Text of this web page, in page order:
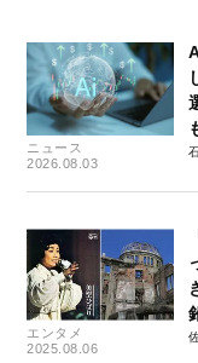
ニュース
2026.08.03
エンタメ
2025.08.06